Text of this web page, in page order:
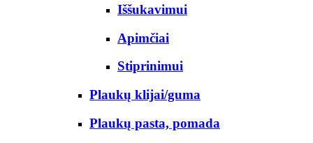
Iššukavimui
Apimčiai
Stiprinimui
Plaukų klijai/guma
Plaukų pasta, pomada